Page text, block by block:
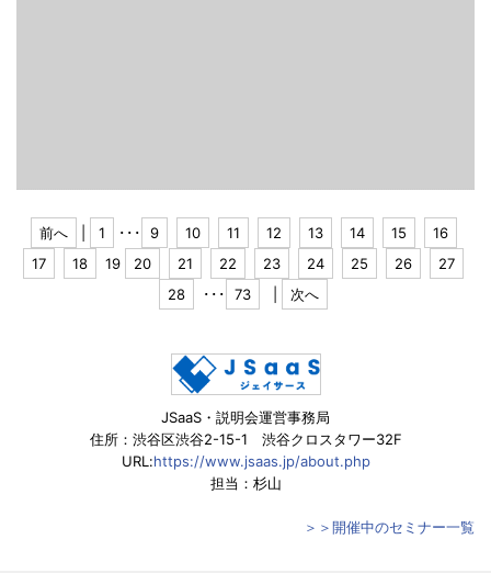
前へ 1 ･･･ 9 10 11 12 13 14 15
16
17
18 19 20 21 22 23 24 25 26
27
28
･･･ 73 次へ
JSaaS・説明会運営事務局
住所：渋谷区渋谷2-15-1 渋谷クロスタワー32F
URL:https://www.jsaas.jp/about.php
担当：杉山
＞＞開催中のセミナー一覧